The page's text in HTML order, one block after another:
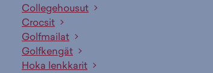
Collegehousut
Crocsit
Golfmailat
Golfkengät
Hoka lenkkarit